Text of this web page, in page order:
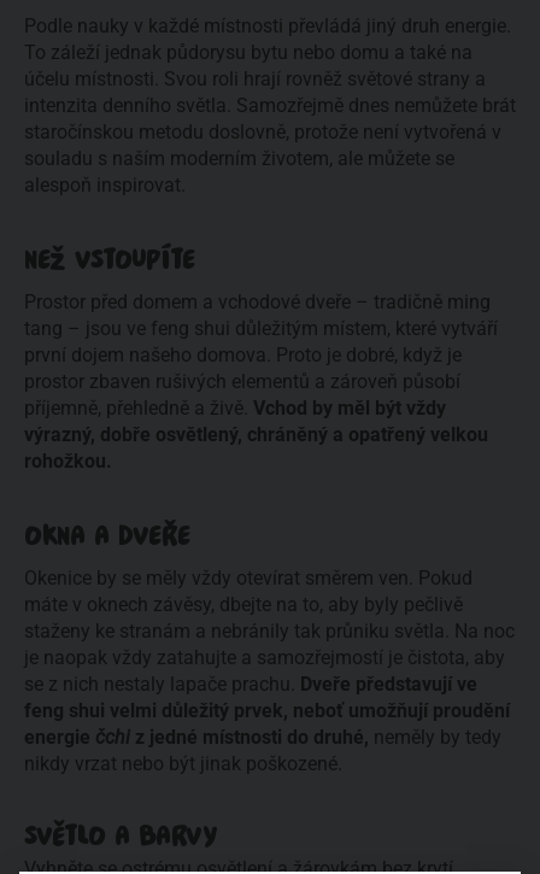
Podle nauky v každé místnosti převládá jiný druh energie.
To záleží jednak půdorysu bytu nebo domu a také na
účelu místnosti. Svou roli hrají rovněž světové strany a
intenzita denního světla. Samozřejmě dnes nemůžete brát
staročínskou metodu doslovně, protože není vytvořená v
souladu s naším moderním životem, ale můžete se
alespoň inspirovat.
NEŽ VSTOUPÍTE
Prostor před domem a vchodové dveře – tradičně ming
tang – jsou ve feng shui důležitým místem, které vytváří
první dojem našeho domova. Proto je dobré, když je
prostor zbaven rušivých elementů a zá­roveň působí
příjemně, přehledně a živě. Vchod by měl být vždy
výrazný, dobře osvětlený, chráněný a opatřený velkou
rohožkou.
OKNA A DVEŘE
Okenice by se měly vždy otevírat směrem ven. Pokud
máte v oknech závěsy, dbejte na to, aby byly pečlivě
staženy ke stranám a nebránily tak průniku světla. Na noc
je naopak vždy zatahujte a samozřejmostí je čistota, aby
se z nich nestaly lapače prachu. Dveře představují ve
feng shui velmi důležitý prvek, neboť umožňují proudění
energie čchi z jedné místnosti do druhé, neměly by tedy
nikdy vrzat nebo být jinak poškozené.
SVĚTLO A BARVY
Vyhněte se ostrému osvětlení a žárovkám bez krytí,